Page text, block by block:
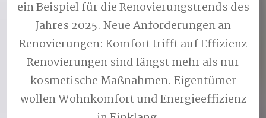
ein Beispiel für die Renovierungstrends des
Jahres 2025. Neue Anforderungen an
Renovierungen: Komfort trifft auf Effizienz
Renovierungen sind längst mehr als nur
kosmetische Maßnahmen. Eigentümer
wollen Wohnkomfort und Energieeffizienz